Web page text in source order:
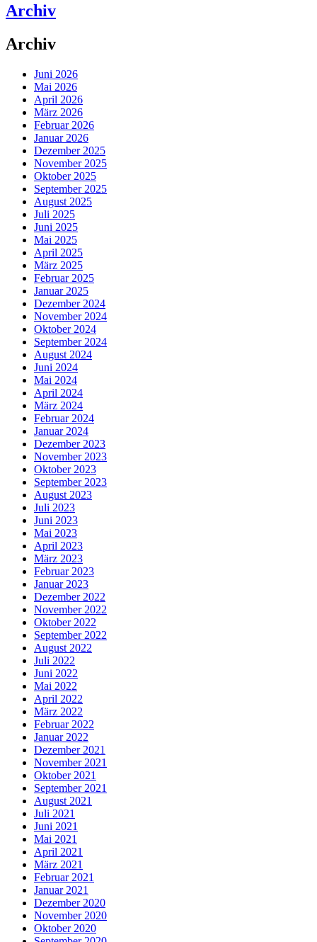
Archiv
Archiv
Juni 2026
Mai 2026
April 2026
März 2026
Februar 2026
Januar 2026
Dezember 2025
November 2025
Oktober 2025
September 2025
August 2025
Juli 2025
Juni 2025
Mai 2025
April 2025
März 2025
Februar 2025
Januar 2025
Dezember 2024
November 2024
Oktober 2024
September 2024
August 2024
Juni 2024
Mai 2024
April 2024
März 2024
Februar 2024
Januar 2024
Dezember 2023
November 2023
Oktober 2023
September 2023
August 2023
Juli 2023
Juni 2023
Mai 2023
April 2023
März 2023
Februar 2023
Januar 2023
Dezember 2022
November 2022
Oktober 2022
September 2022
August 2022
Juli 2022
Juni 2022
Mai 2022
April 2022
März 2022
Februar 2022
Januar 2022
Dezember 2021
November 2021
Oktober 2021
September 2021
August 2021
Juli 2021
Juni 2021
Mai 2021
April 2021
März 2021
Februar 2021
Januar 2021
Dezember 2020
November 2020
Oktober 2020